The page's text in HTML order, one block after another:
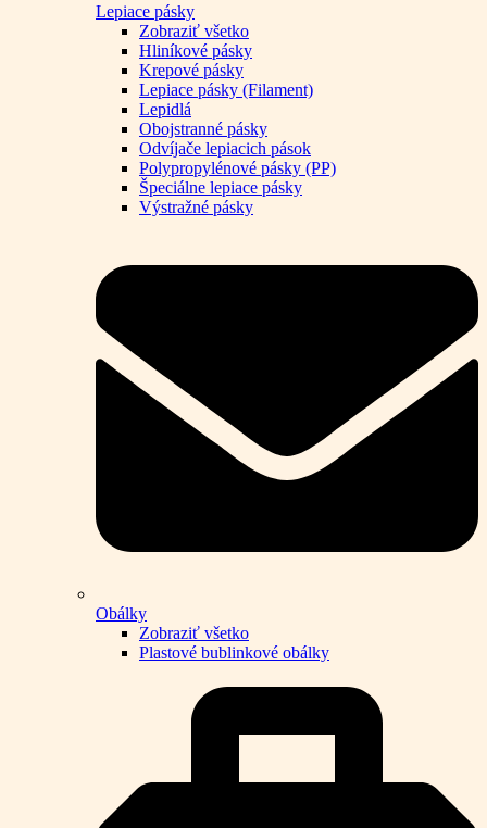
Lepiace pásky
Zobraziť všetko
Hliníkové pásky
Krepové pásky
Lepiace pásky (Filament)
Lepidlá
Obojstranné pásky
Odvíjače lepiacich pások
Polypropylénové pásky (PP)
Špeciálne lepiace pásky
Výstražné pásky
Obálky
Zobraziť všetko
Plastové bublinkové obálky